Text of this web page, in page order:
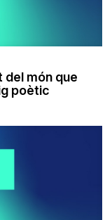
del món que
poètic